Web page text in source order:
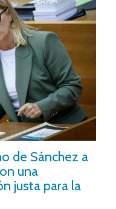
de Sánchez a
una
justa para la